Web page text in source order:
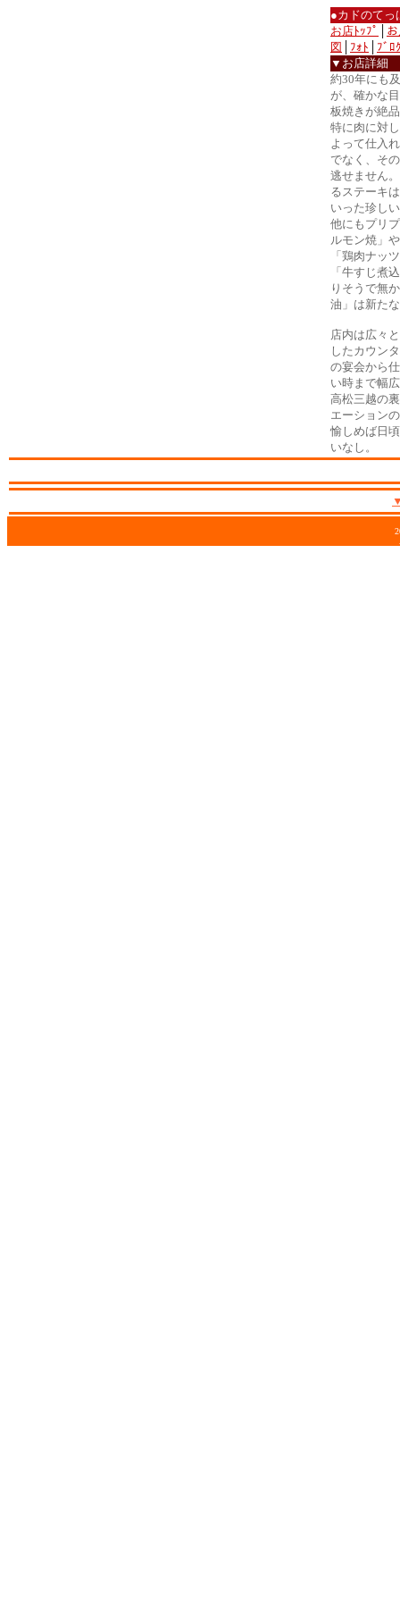
●カドのて
お店ﾄｯﾌﾟ
図
ﾌｫﾄ
ﾌﾞﾛ
▼お店詳細
約30年にも
が、確かな
板焼きが絶
特に肉に対
よって仕入
でなく、そ
逃せません
るステーキ
いった珍し
他にもプリ
ルモン焼」
「鶏肉ナッ
「牛すじ煮
りそうで無
油」は新た
店内は広々
したカウン
の宴会から
い時まで幅
高松三越の
エーション
愉しめば日
いなし。